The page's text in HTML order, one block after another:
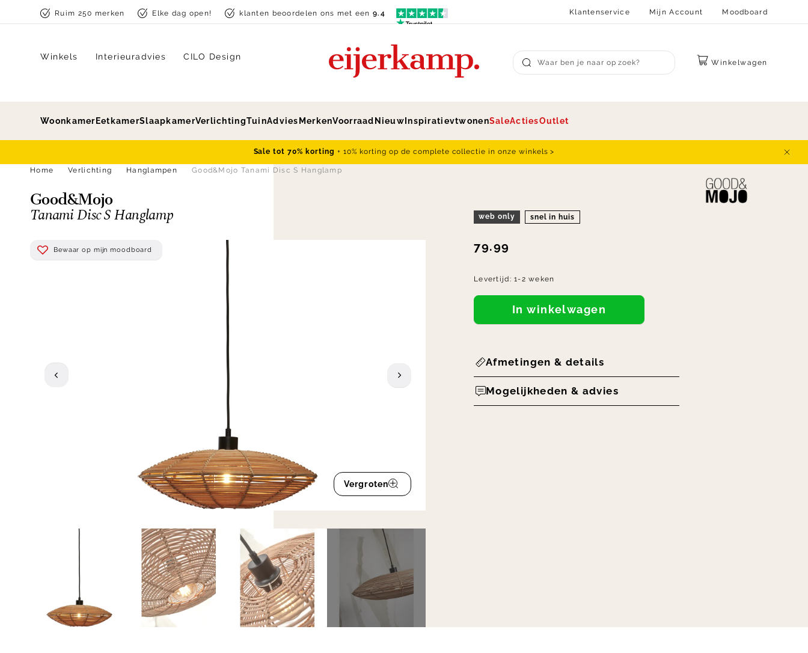
Skip to contentRuim 250 merken Elke dag open! klanten beoordelen ons met een9.4 Klantenservice Mijn Account Moodboard
Submit search
Winkelwagen
Winkels Interieuradvies CILO Design
Woonkamer EetkamerSlaapkamerVerlichtingTuinAdvies MerkenVoorraad Nieuw InspiratievtwonenSaleActiesOutlet
Sale tot 70% korting + 10% korting op de complete collectie in onze winkels >
Home
Verlichting Hanglampen Good&Mojo Tanami Disc S Hanglamp
Good&Mojo
Tanami Disc S Hanglamp
Bewaar op mijn moodboard
Vergroten
web only snel in huis
79.99
Levertijd:1-2 weken
In winkelwagen
Afmetingen & details
Mogelijkheden & advies